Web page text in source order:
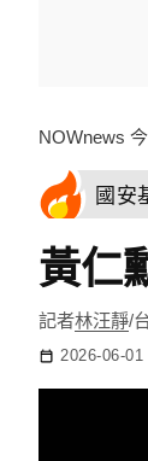
NOWnews
國安
黃仁
記者林汪靜/
2026-06-